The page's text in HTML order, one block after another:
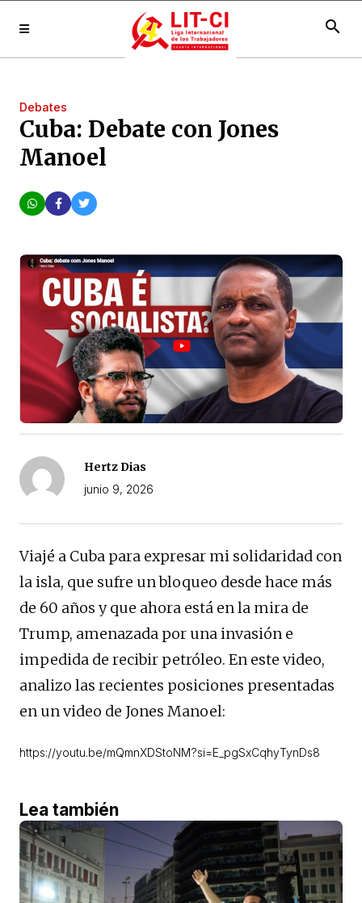
search
Debates
Cuba: Debate con Jones
Manoel
Hertz Dias
junio 9, 2026
Viajé a Cuba para expresar mi solidaridad con
la isla, que sufre un bloqueo desde hace más
de 60 años y que ahora está en la mira de
Trump, amenazada por una invasión e
impedida de recibir petróleo. En este video,
analizo las recientes posiciones presentadas
en un video de Jones Manoel:
https://youtu.be/mQmnXDStoNM?si=E_pgSxCqhyTynDs8
Lea también